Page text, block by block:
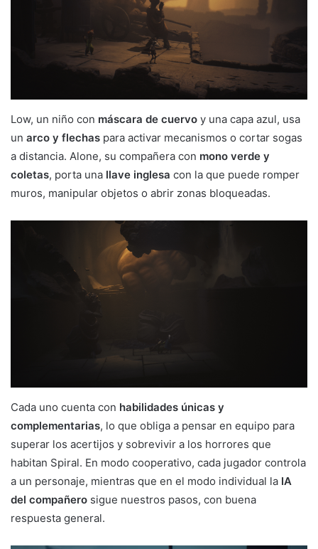
Low, un niño con máscara de cuervo y una capa azul, usa
un arco y flechas para activar mecanismos o cortar sogas
a distancia. Alone, su compañera con mono verde y
coletas, porta una llave inglesa con la que puede romper
muros, manipular objetos o abrir zonas bloqueadas.
Cada uno cuenta con habilidades únicas y
complementarias, lo que obliga a pensar en equipo para
superar los acertijos y sobrevivir a los horrores que
habitan Spiral. En modo cooperativo, cada jugador controla
a un personaje, mientras que en el modo individual la IA
del compañero sigue nuestros pasos, con buena
respuesta general.